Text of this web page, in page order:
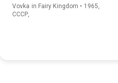
Vovka in Fairy Kingdom • 1965,
СССР,